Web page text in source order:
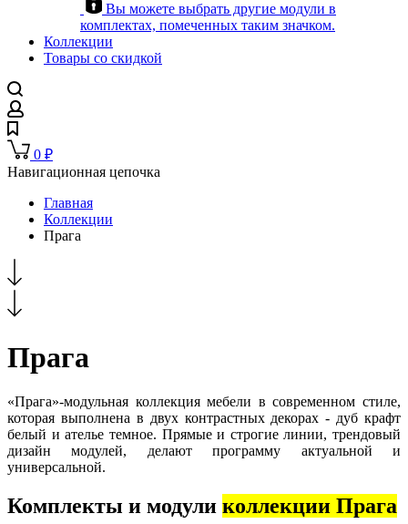
Вы можете выбрать другие модули в
комплектах, помеченных таким значком.
Коллекции
Товары со скидкой
0 ₽
Навигационная цепочка
Главная
Коллекции
Прага
Прага
«Прага»-модульная коллекция мебели в современном стиле,
которая выполнена в двух контрастных декорах - дуб крафт
белый и ателье темное. Прямые и строгие линии, трендовый
дизайн модулей, делают программу актуальной и
универсальной.
Комплекты и модули коллекции Прага